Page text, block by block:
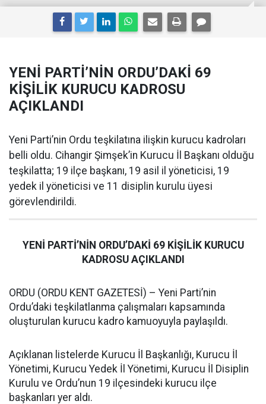
YENİ PARTİ’NİN ORDU’DAKİ 69
KİŞİLİK KURUCU KADROSU
AÇIKLANDI
Yeni Parti’nin Ordu teşkilatına ilişkin kurucu kadroları
belli oldu. Cihangir Şimşek’in Kurucu İl Başkanı olduğu
teşkilatta; 19 ilçe başkanı, 19 asil il yöneticisi, 19
yedek il yöneticisi ve 11 disiplin kurulu üyesi
görevlendirildi.
YENİ PARTİ’NİN ORDU’DAKİ 69 KİŞİLİK KURUCU
KADROSU AÇIKLANDI
ORDU (ORDU KENT GAZETESİ) – Yeni Parti’nin
Ordu’daki teşkilatlanma çalışmaları kapsamında
oluşturulan kurucu kadro kamuoyuyla paylaşıldı.
Açıklanan listelerde Kurucu İl Başkanlığı, Kurucu İl
Yönetimi, Kurucu Yedek İl Yönetimi, Kurucu İl Disiplin
Kurulu ve Ordu’nun 19 ilçesindeki kurucu ilçe
başkanları yer aldı.